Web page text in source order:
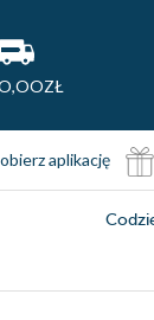
aplikację